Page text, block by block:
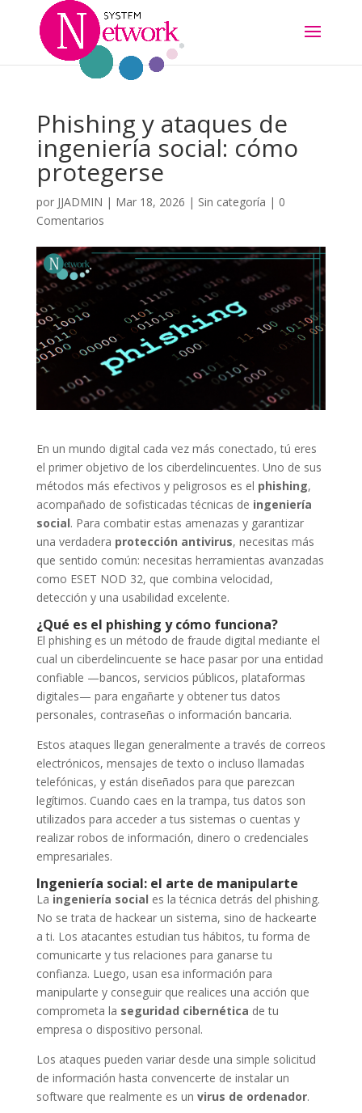
Phishing y ataques de
ingeniería social: cómo
protegerse
por JJADMIN | Mar 18, 2026 | Sin categoría | 0
Comentarios
En un mundo digital cada vez más conectado, tú eres
el primer objetivo de los ciberdelincuentes. Uno de sus
métodos más efectivos y peligrosos es el phishing,
acompañado de sofisticadas técnicas de ingeniería
social. Para combatir estas amenazas y garantizar
una verdadera protección antivirus, necesitas más
que sentido común: necesitas herramientas avanzadas
como ESET NOD 32, que combina velocidad,
detección y una usabilidad excelente.
¿Qué es el phishing y cómo funciona?
El phishing es un método de fraude digital mediante el
cual un ciberdelincuente se hace pasar por una entidad
confiable —bancos, servicios públicos, plataformas
digitales— para engañarte y obtener tus datos
personales, contraseñas o información bancaria.
Estos ataques llegan generalmente a través de correos
electrónicos, mensajes de texto o incluso llamadas
telefónicas, y están diseñados para que parezcan
legítimos. Cuando caes en la trampa, tus datos son
utilizados para acceder a tus sistemas o cuentas y
realizar robos de información, dinero o credenciales
empresariales.
Ingeniería social: el arte de manipularte
La ingeniería social es la técnica detrás del phishing.
No se trata de hackear un sistema, sino de hackearte
a ti. Los atacantes estudian tus hábitos, tu forma de
comunicarte y tus relaciones para ganarse tu
confianza. Luego, usan esa información para
manipularte y conseguir que realices una acción que
comprometa la seguridad cibernética de tu
empresa o dispositivo personal.
Los ataques pueden variar desde una simple solicitud
de información hasta convencerte de instalar un
software que realmente es un virus de ordenador.